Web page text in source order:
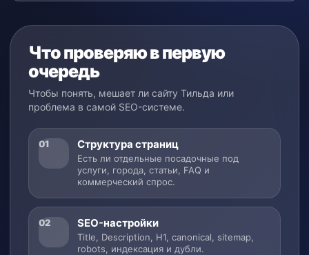
Что проверяю в первую
очередь
Чтобы понять, мешает ли сайту Тильда или
проблема в самой SEO-системе.
01 Структура страниц
Есть ли отдельные посадочные под
услуги, города, статьи, FAQ и
коммерческий спрос.
02 SEO-настройки
Title, Description, H1, canonical, sitemap,
robots, индексация и дубли.